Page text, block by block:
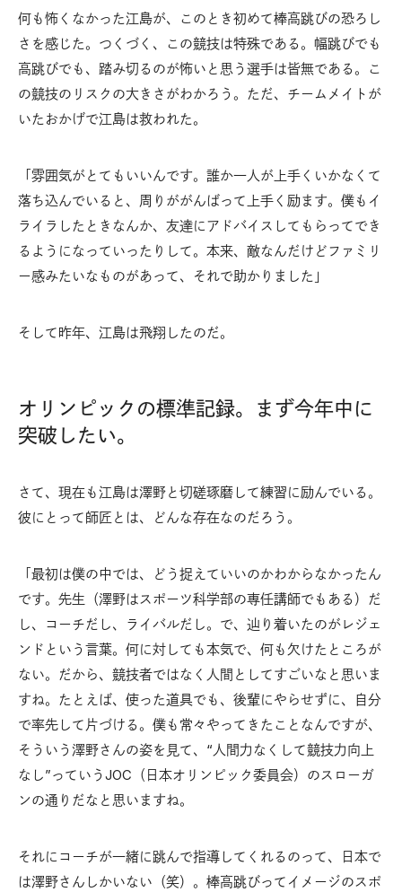
何も怖くなかった江島が、このとき初めて棒高跳びの恐ろし
さを感じた。つくづく、この競技は特殊である。幅跳びでも
高跳びでも、踏み切るのが怖いと思う選手は皆無である。こ
の競技のリスクの大きさがわかろう。ただ、チームメイトが
いたおかげで江島は救われた。
「雰囲気がとてもいいんです。誰か一人が上手くいかなくて
落ち込んでいると、周りががんばって上手く励ます。僕もイ
ライラしたときなんか、友達にアドバイスしてもらってでき
るようになっていったりして。本来、敵なんだけどファミリ
ー感みたいなものがあって、それで助かりました」
そして昨年、江島は飛翔したのだ。
オリンピックの標準記録。まず今年中に
突破したい。
さて、現在も江島は澤野と切磋琢磨して練習に励んでいる。
彼にとって師匠とは、どんな存在なのだろう。
「最初は僕の中では、どう捉えていいのかわからなかったん
です。先生（澤野はスポーツ科学部の専任講師でもある）だ
し、コーチだし、ライバルだし。で、辿り着いたのがレジェ
ンドという言葉。何に対しても本気で、何も欠けたところが
ない。だから、競技者ではなく人間としてすごいなと思いま
すね。たとえば、使った道具でも、後輩にやらせずに、自分
で率先して片づける。僕も常々やってきたことなんですが、
そういう澤野さんの姿を見て、“人間力なくして競技力向上
なし”っていうJOC（日本オリンピック委員会）のスローガ
ンの通りだなと思いますね。
それにコーチが一緒に跳んで指導してくれるのって、日本で
は澤野さんしかいない（笑）。棒高跳びってイメージのスポ